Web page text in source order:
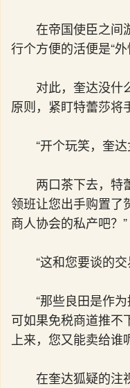
在帝国使臣之间
行个方便的活便是“外
对此，奎达没什
原则，紧盯特蕾莎将
“开个玩笑，奎
两口茶下去，特
领班让您出手购置了
商人协会的私产吧？”
“这和您要谈的
“那些良田是作为
可如果免税商道推不
上来，您又能卖给谁
在奎达狐疑的注